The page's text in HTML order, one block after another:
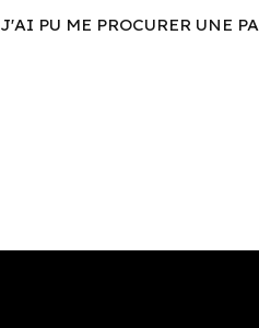
J'AI PU ME PROCURER UNE